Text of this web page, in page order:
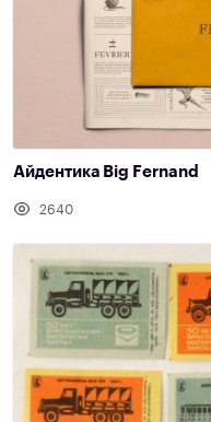
Айдентика Big Fernand
2640